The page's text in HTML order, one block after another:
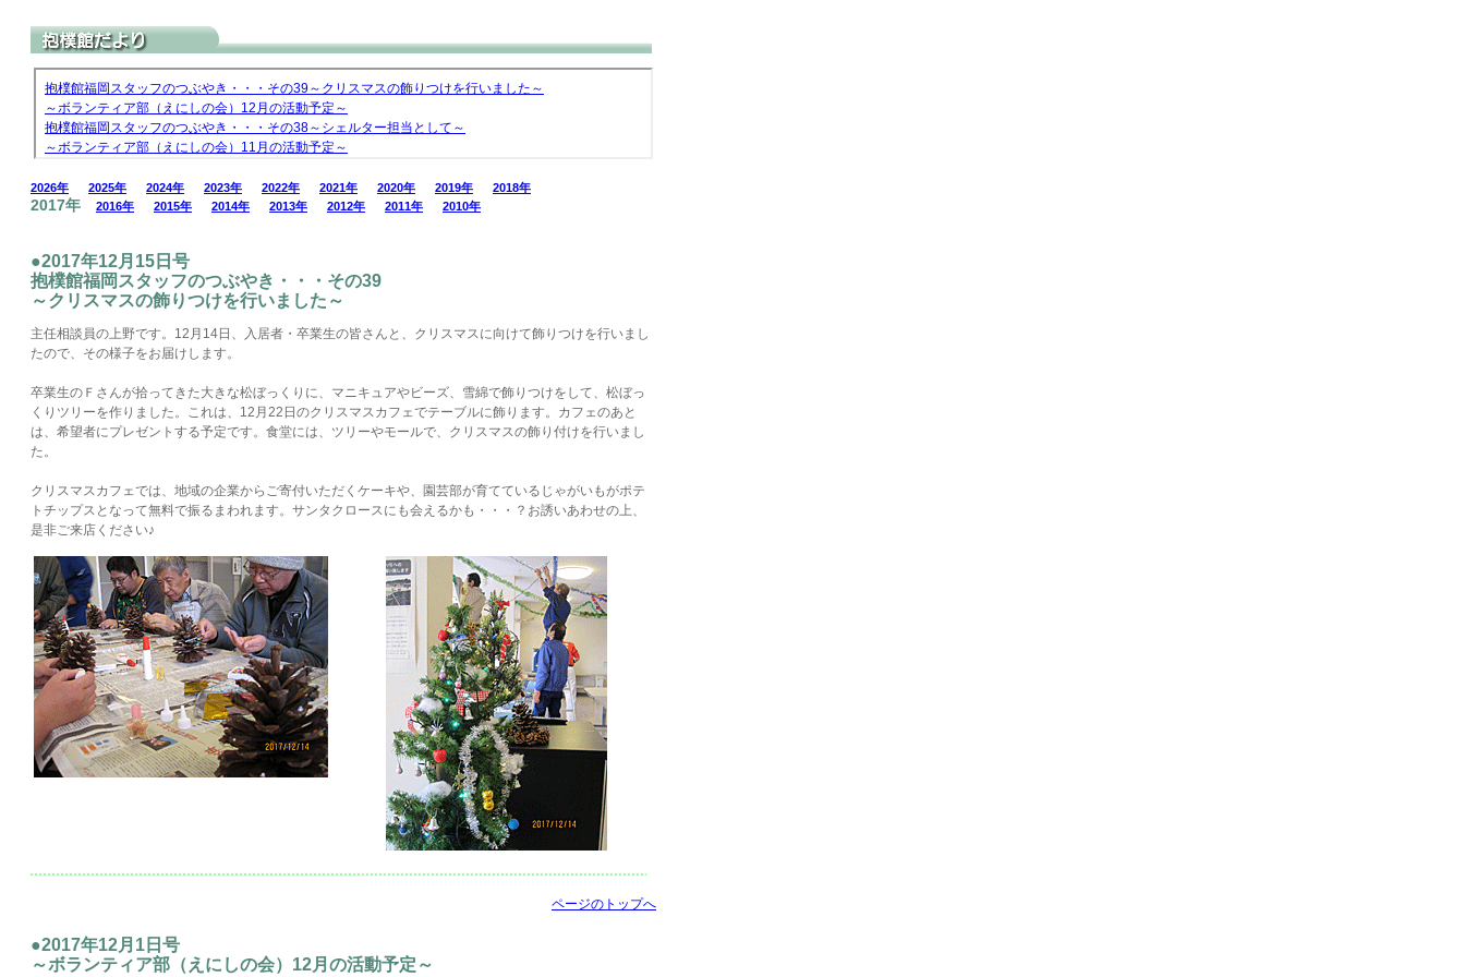
2026年 2025年 2024年 2023年 2022年 2021年 2020年 2019年 2018年
2017年 2016年 2015年 2014年 2013年 2012年 2011年 2010年
●2017年12月15日号
抱樸館福岡スタッフのつぶやき・・・その39
～クリスマスの飾りつけを行いました～
主任相談員の上野です。12月14日、入居者・卒業生の皆さんと、クリスマスに向けて飾りつけを行いまし
たので、その様子をお届けします。
卒業生のＦさんが拾ってきた大きな松ぼっくりに、マニキュアやビーズ、雪綿で飾りつけをして、松ぼっ
くりツリーを作りました。これは、12月22日のクリスマスカフェでテーブルに飾ります。カフェのあと
は、希望者にプレゼントする予定です。食堂には、ツリーやモールで、クリスマスの飾り付けを行いまし
た。
クリスマスカフェでは、地域の企業からご寄付いただくケーキや、園芸部が育てているじゃがいもがポテ
トチップスとなって無料で振るまわれます。サンタクロースにも会えるかも・・・？お誘いあわせの上、
是非ご来店ください♪
ページのトップへ
●2017年12月1日号
～ボランティア部（えにしの会）12月の活動予定～